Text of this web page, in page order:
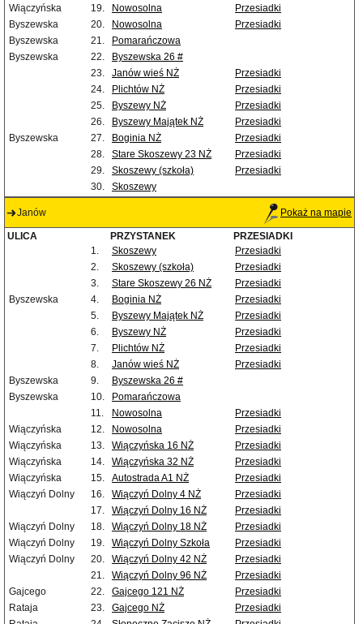
Wiączyńska
19. Nowosolna
Przesiadki
Byszewska
20. Nowosolna
Przesiadki
Byszewska
21.
Pomarańczowa
Byszewska
22.
Byszewska 26 #
23.
Janów wieś NŻ
Przesiadki
24.
Plichtów NŻ
Przesiadki
25.
Byszewy NŻ
Przesiadki
26.
Byszewy Majątek NŻ
Przesiadki
Byszewska
27. Boginia NŻ
Przesiadki
28.
Stare Skoszewy 23 NŻ
Przesiadki
29.
Skoszewy (szkoła)
Przesiadki
30.
Skoszewy
Janów Pokaż na mapie
ULICA PRZYSTANEK
PRZESIADKI
1.
Skoszewy
Przesiadki
2.
Skoszewy (szkoła)
Przesiadki
3.
Stare Skoszewy 26 NŻ
Przesiadki
Byszewska
4. Boginia NŻ
Przesiadki
5.
Byszewy Majątek NŻ
Przesiadki
6.
Byszewy NŻ
Przesiadki
7.
Plichtów NŻ
Przesiadki
8.
Janów wieś NŻ
Przesiadki
Byszewska
9.
Byszewska 26 #
Byszewska
10.
Pomarańczowa
11.
Nowosolna
Przesiadki
Wiączyńska
12. Nowosolna
Przesiadki
Wiączyńska
13. Wiączyńska 16 NŻ
Przesiadki
Wiączyńska
14. Wiączyńska 32 NŻ
Przesiadki
Wiączyńska
15. Autostrada A1 NŻ
Przesiadki
Wiączyń Dolny
16. Wiączyń Dolny 4 NŻ
Przesiadki
17.
Wiączyń Dolny 16 NŻ
Przesiadki
Wiączyń Dolny
18. Wiączyń Dolny 18 NŻ
Przesiadki
Wiączyń Dolny
19. Wiączyń Dolny Szkoła
Przesiadki
Wiączyń Dolny
20. Wiączyń Dolny 42 NŻ
Przesiadki
21.
Wiączyń Dolny 96 NŻ
Przesiadki
Gajcego
22. Gajcego 121 NŻ
Przesiadki
Rataja
23. Gajcego NŻ
Przesiadki